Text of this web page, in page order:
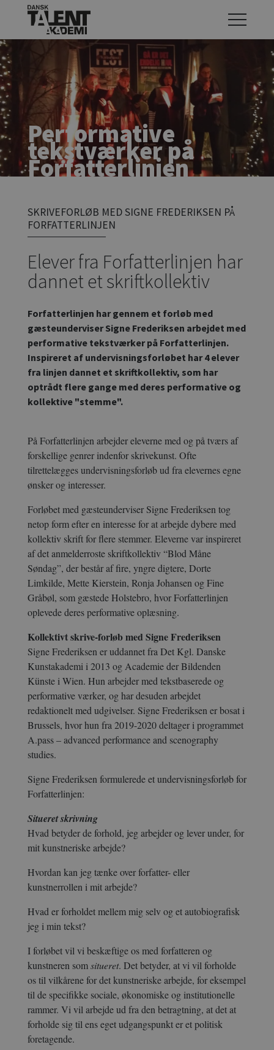
Performative
tekstværker på
Forfatterlinjen
SKRIVEFORLØB MED SIGNE FREDERIKSEN PÅ
FORFATTERLINJEN
Elever fra Forfatterlinjen har
dannet et skriftkollektiv
Forfatterlinjen har gennem et forløb med
gæsteunderviser Signe Frederiksen arbejdet med
performative tekstværker på Forfatterlinjen.
Inspireret af undervisningsforløbet har 4 elever
fra linjen dannet et skriftkollektiv, som har
optrådt flere gange med deres performative og
kollektive "stemme".
På Forfatterlinjen arbejder eleverne med og på tværs af
forskellige genrer indenfor skrivekunst. Ofte
tilrettelægges undervisningsforløb ud fra elevernes egne
ønsker og interesser.
Forløbet med gæsteunderviser Signe Frederiksen tog
netop form efter en interesse for at arbejde dybere med
kollektiv skrift for flere stemmer. Eleverne var inspireret
af det anmelderroste skriftkollektiv “Blod Måne
Søndag”, der består af fire, yngre digtere, Dorte
Limkilde, Mette Kierstein, Ronja Johansen og Fine
Gråbøl, som gæstede Holstebro, hvor Forfatterlinjen
oplevede deres performative oplæsning.
Kollektivt skrive-forløb med Signe Frederiksen
Signe Frederiksen er uddannet fra Det Kgl. Danske
Kunstakademi i 2013 og Academie der Bildenden
Künste i Wien. Hun arbejder med tekstbaserede og
performative værker, og har desuden arbejdet
redaktionelt med udgivelser. Signe Frederiksen er bosat i
Brussels, hvor hun fra 2019-2020 deltager i programmet
A.pass – advanced performance and scenography
studies.
Signe Frederiksen formulerede et undervisningsforløb for
Forfatterlinjen:
Situeret skrivning
Hvad betyder de forhold, jeg arbejder og lever under, for
mit kunstneriske arbejde?
Hvordan kan jeg tænke over forfatter- eller
kunstnerrollen i mit arbejde?
Hvad er forholdet mellem mig selv og et autobiografisk
jeg i min tekst?
I forløbet vil vi beskæftige os med forfatteren og
kunstneren somsitueret. Det betyder, at vi vil forholde
os til vilkårene for det kunstneriske arbejde, for eksempel
til de specifikke sociale, økonomiske og institutionelle
rammer. Vi vil arbejde ud fra den betragtning, at det at
forholde sig til ens eget udgangspunkt er et politisk
foretagende.